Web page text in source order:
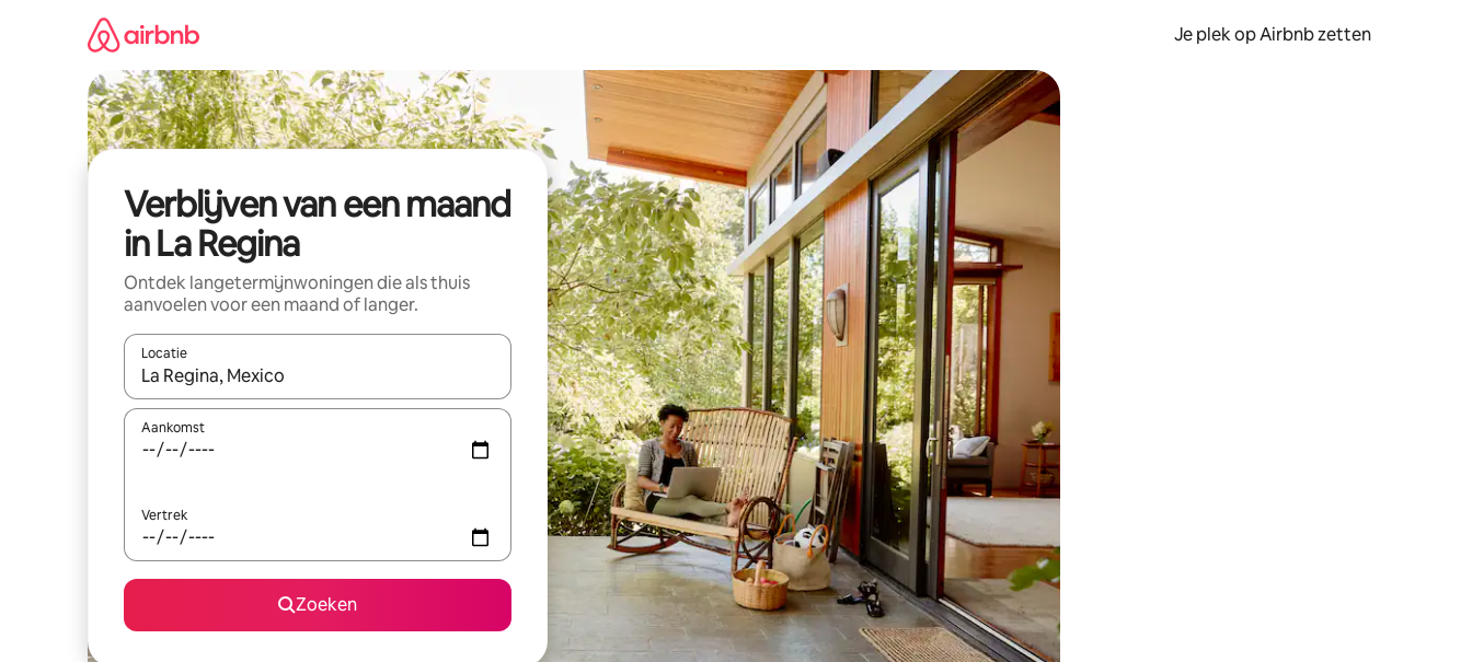
Je plek op Airbnb zetten
Verblijven van een maand
in La Regina
Ontdek langetermijnwoningen die als thuis
aanvoelen voor een maand of langer.
Locatie
Wanneer er resultaten beschikbaar zijn, maak je een keuze met je de pijltjestoetsen omhoog en omlaag, óf door te tikken of swipen.
Aankomst
Vertrek
Zoeken